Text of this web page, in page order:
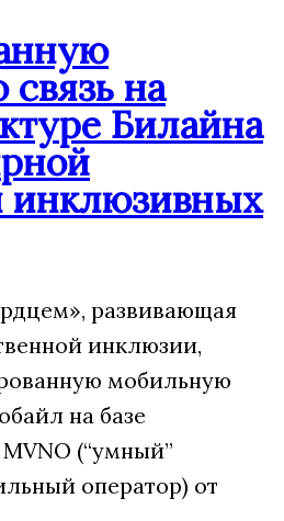
на
Билайна
инклюзивных
развивающая
инклюзии,
мобильную
на базе
(“умный”
оператор) от